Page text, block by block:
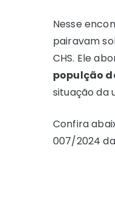
Nesse
pairavam
CHS. Ele
populção
situação da
Confira
007/2024